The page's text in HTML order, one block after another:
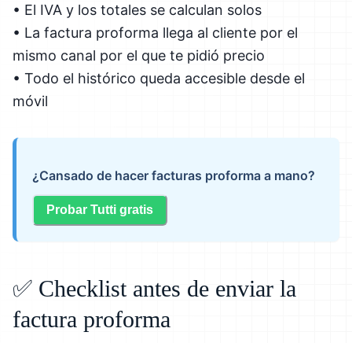
• El IVA y los totales se calculan solos
• La factura proforma llega al cliente por el
mismo canal por el que te pidió precio
• Todo el histórico queda accesible desde el
móvil
¿Cansado de hacer facturas proforma a mano?
Probar Tutti gratis
✅ Checklist antes de enviar la
factura proforma